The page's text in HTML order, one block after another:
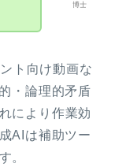
博士
ト向け動画な
・論理的矛盾
により作業効
AIは補助ツー
。